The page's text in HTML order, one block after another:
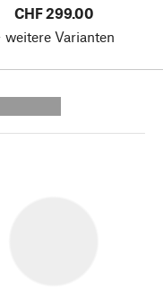
CHF 299.00
weitere Varianten